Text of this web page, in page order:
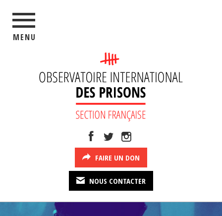
MENU
FAIRE UN DON
NOUS CONTACTER